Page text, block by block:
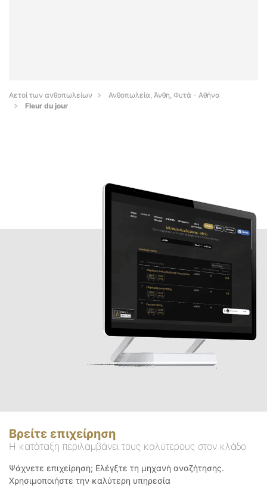
Αετοί των ανθοπωλείων
Ανθοπωλεία, Άνθη, Φυτά - Αθήνα
Fleur du jour
Βρείτε επιχείρηση
Η κατάταξη περιλαμβάνει τους καλύτερους στον κλάδο
Ψάχνετε επιχείρηση; Ελέγξτε τη μηχανή αναζήτησης.
Χρησιμοποιήστε την καλύτερη υπηρεσία